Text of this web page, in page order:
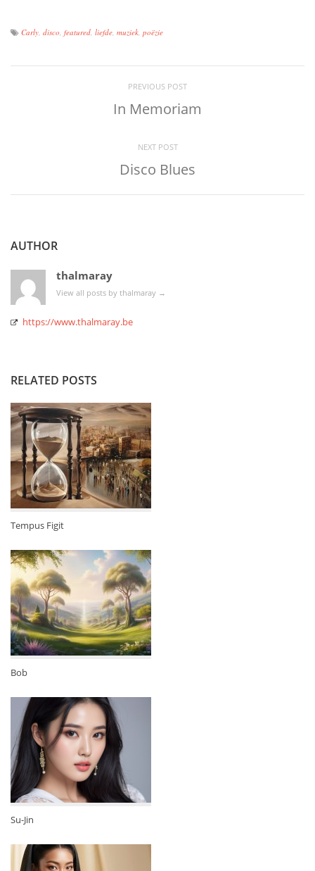
Carly disco featured liefde muziek poëzie
PREVIOUS POST
In Memoriam
NEXT POST
Disco Blues
AUTHOR
thalmaray
View all posts by thalmaray →
https://www.thalmaray.be
RELATED POSTS
Tempus Figit
Bob
Su-Jin